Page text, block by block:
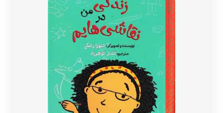
کودک و نوجوان
علوم اجتماعی
ادیان و اساطیر
ادبیات روسیه
ادبیات آمریکای لاتین
ادبیات آلمان
ادبیات ترکیه
ادبیات آسیا
سایر کشورهای اروپا